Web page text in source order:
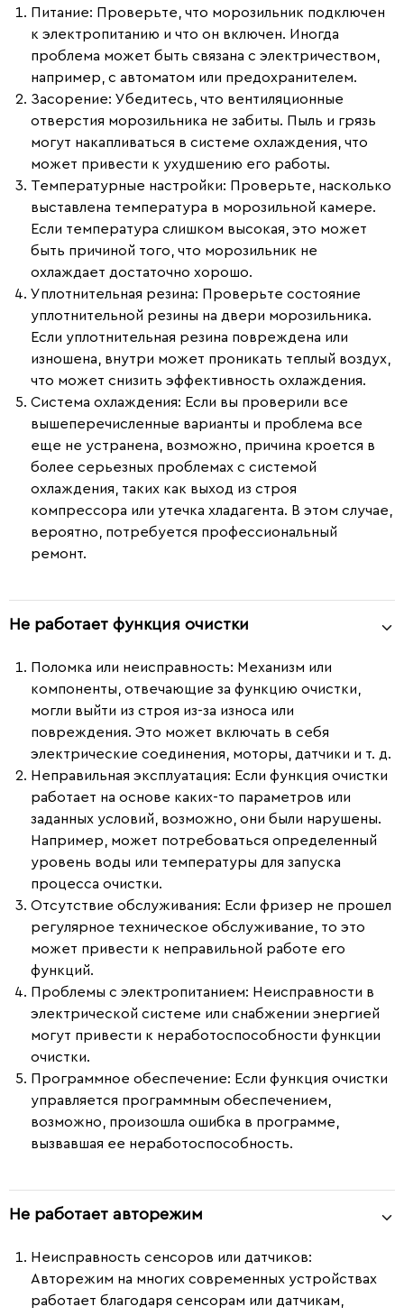
Питание: Проверьте, что морозильник подключен
к электропитанию и что он включен. Иногда
проблема может быть связана с электричеством,
например, с автоматом или предохранителем.
Засорение: Убедитесь, что вентиляционные
отверстия морозильника не забиты. Пыль и грязь
могут накапливаться в системе охлаждения, что
может привести к ухудшению его работы.
Температурные настройки: Проверьте, насколько
выставлена температура в морозильной камере.
Если температура слишком высокая, это может
быть причиной того, что морозильник не
охлаждает достаточно хорошо.
Уплотнительная резина: Проверьте состояние
уплотнительной резины на двери морозильника.
Если уплотнительная резина повреждена или
изношена, внутри может проникать теплый воздух,
что может снизить эффективность охлаждения.
Система охлаждения: Если вы проверили все
вышеперечисленные варианты и проблема все
еще не устранена, возможно, причина кроется в
более серьезных проблемах с системой
охлаждения, таких как выход из строя
компрессора или утечка хладагента. В этом случае,
вероятно, потребуется профессиональный
ремонт.
Не работает функция очистки
Поломка или неисправность: Механизм или
компоненты, отвечающие за функцию очистки,
могли выйти из строя из-за износа или
повреждения. Это может включать в себя
электрические соединения, моторы, датчики и т. д.
Неправильная эксплуатация: Если функция очистки
работает на основе каких-то параметров или
заданных условий, возможно, они были нарушены.
Например, может потребоваться определенный
уровень воды или температуры для запуска
процесса очистки.
Отсутствие обслуживания: Если фризер не прошел
регулярное техническое обслуживание, то это
может привести к неправильной работе его
функций.
Проблемы с электропитанием: Неисправности в
электрической системе или снабжении энергией
могут привести к неработоспособности функции
очистки.
Программное обеспечение: Если функция очистки
управляется программным обеспечением,
возможно, произошла ошибка в программе,
вызвавшая ее неработоспособность.
Не работает авторежим
Неисправность сенсоров или датчиков:
Авторежим на многих современных устройствах
работает благодаря сенсорам или датчикам,